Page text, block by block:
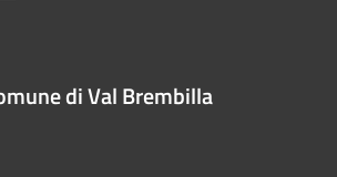
di Val Brembilla